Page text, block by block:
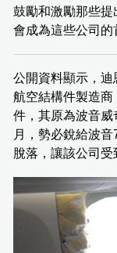
鼓勵和激勵那些
會成為這些公司的
公開資料顯示，迪
航空結構件製造
件，其原為波音
月，勢必銳給波
脫落，讓該公司受